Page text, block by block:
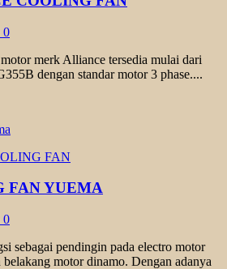
0
merk Alliance tersedia mulai dari
dengan standar motor 3 phase....
FAN
FAN YUEMA
0
sebagai pendingin pada electro motor
motor dinamo. Dengan adanya